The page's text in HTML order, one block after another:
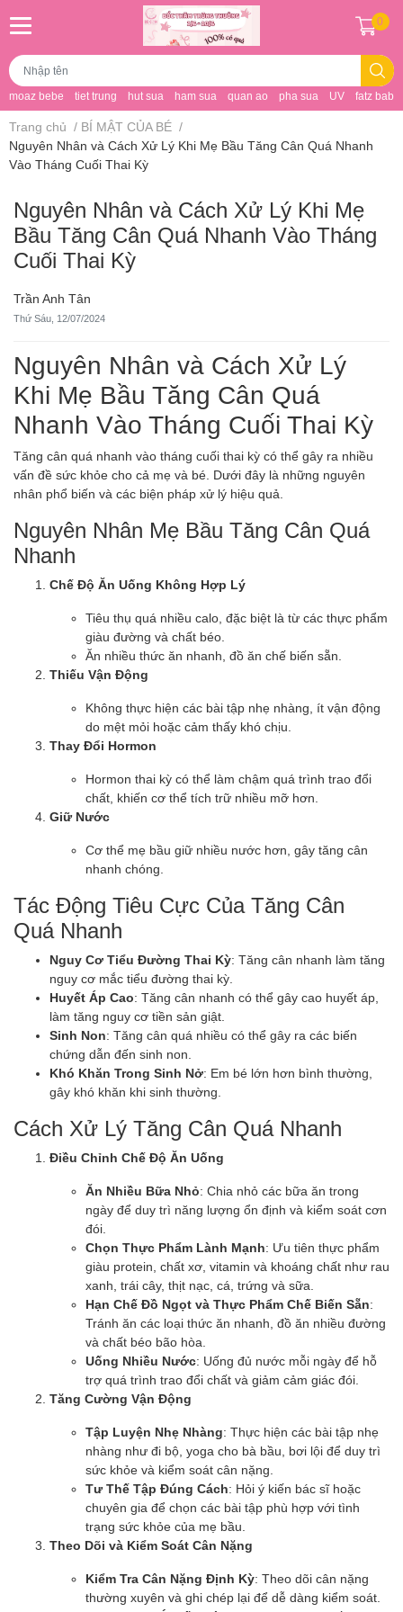
moaz bebe tiet trung hut sua ham sua quan ao pha sua UV fatz baby
0
Trang chủ / BÍ MẬT CỦA BÉ /
Nguyên Nhân và Cách Xử Lý Khi Mẹ Bầu Tăng Cân Quá Nhanh
Vào Tháng Cuối Thai Kỳ
Nguyên Nhân và Cách Xử Lý Khi Mẹ
Bầu Tăng Cân Quá Nhanh Vào Tháng
Cuối Thai Kỳ
Trần Anh Tân
Thứ Sáu, 12/07/2024
Nguyên Nhân và Cách Xử Lý
Khi Mẹ Bầu Tăng Cân Quá
Nhanh Vào Tháng Cuối Thai Kỳ
Tăng cân quá nhanh vào tháng cuối thai kỳ có thể gây ra nhiều
vấn đề sức khỏe cho cả mẹ và bé. Dưới đây là những nguyên
nhân phổ biến và các biện pháp xử lý hiệu quả.
Nguyên Nhân Mẹ Bầu Tăng Cân Quá
Nhanh
Chế Độ Ăn Uống Không Hợp Lý
Tiêu thụ quá nhiều calo, đặc biệt là từ các thực phẩm
giàu đường và chất béo.
Ăn nhiều thức ăn nhanh, đồ ăn chế biến sẵn.
Thiếu Vận Động
Không thực hiện các bài tập nhẹ nhàng, ít vận động
do mệt mỏi hoặc cảm thấy khó chịu.
Thay Đổi Hormon
Hormon thai kỳ có thể làm chậm quá trình trao đổi
chất, khiến cơ thể tích trữ nhiều mỡ hơn.
Giữ Nước
Cơ thể mẹ bầu giữ nhiều nước hơn, gây tăng cân
nhanh chóng.
Tác Động Tiêu Cực Của Tăng Cân
Quá Nhanh
Nguy Cơ Tiểu Đường Thai Kỳ: Tăng cân nhanh làm tăng
nguy cơ mắc tiểu đường thai kỳ.
Huyết Áp Cao: Tăng cân nhanh có thể gây cao huyết áp,
làm tăng nguy cơ tiền sản giật.
Sinh Non: Tăng cân quá nhiều có thể gây ra các biến
chứng dẫn đến sinh non.
Khó Khăn Trong Sinh Nở: Em bé lớn hơn bình thường,
gây khó khăn khi sinh thường.
Cách Xử Lý Tăng Cân Quá Nhanh
Điều Chỉnh Chế Độ Ăn Uống
Ăn Nhiều Bữa Nhỏ: Chia nhỏ các bữa ăn trong
ngày để duy trì năng lượng ổn định và kiểm soát cơn
đói.
Chọn Thực Phẩm Lành Mạnh: Ưu tiên thực phẩm
giàu protein, chất xơ, vitamin và khoáng chất như rau
xanh, trái cây, thịt nạc, cá, trứng và sữa.
Hạn Chế Đồ Ngọt và Thực Phẩm Chế Biến Sẵn:
Tránh ăn các loại thức ăn nhanh, đồ ăn nhiều đường
và chất béo bão hòa.
Uống Nhiều Nước: Uống đủ nước mỗi ngày để hỗ
trợ quá trình trao đổi chất và giảm cảm giác đói.
Tăng Cường Vận Động
Tập Luyện Nhẹ Nhàng: Thực hiện các bài tập nhẹ
nhàng như đi bộ, yoga cho bà bầu, bơi lội để duy trì
sức khỏe và kiểm soát cân nặng.
Tư Thế Tập Đúng Cách: Hỏi ý kiến bác sĩ hoặc
chuyên gia để chọn các bài tập phù hợp với tình
trạng sức khỏe của mẹ bầu.
Theo Dõi và Kiểm Soát Cân Nặng
Kiểm Tra Cân Nặng Định Kỳ: Theo dõi cân nặng
thường xuyên và ghi chép lại để dễ dàng kiểm soát.